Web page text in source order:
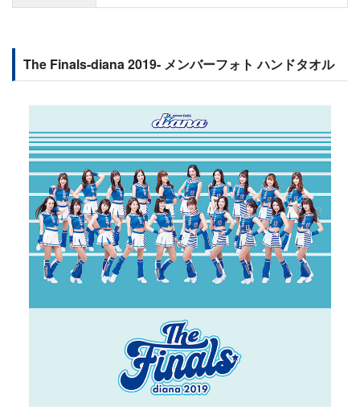
The Finals-diana 2019- メンバーフォト ハンドタオル